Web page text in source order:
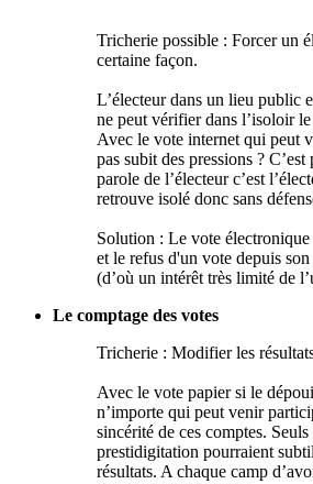
Tricherie possible : Forcer un
certaine façon.
L’électeur dans un lieu public
ne peut vérifier dans l’isoloir
Avec le vote internet qui peut
pas subit des pressions ?
parole de l’électeur c’est
retrouve isolé donc sans
Solution : Le vote
et le refus d'un vote depuis
(d’où un intérêt très limité de
Le comptage des votes
Tricherie : Modifier les
Avec le vote papier si le
n’importe qui peut venir
sincérité de ces comptes.
prestidigitation pourraient
résultats. A chaque camp